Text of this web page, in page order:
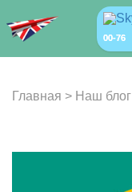
00-76
Главная > Наш блог